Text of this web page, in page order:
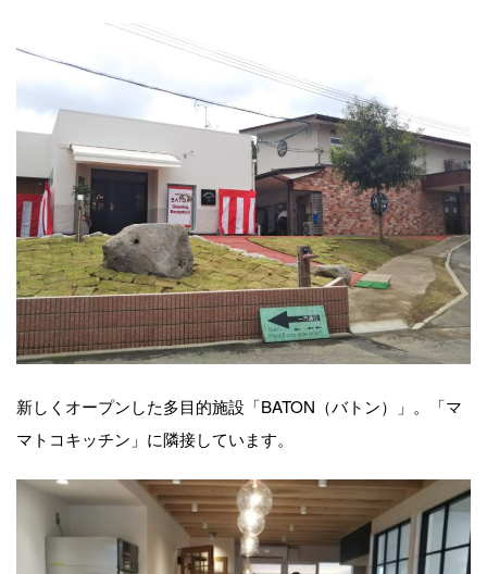
新しくオープンした多目的施設「BATON（バトン）」。「マ
マトコキッチン」に隣接しています。